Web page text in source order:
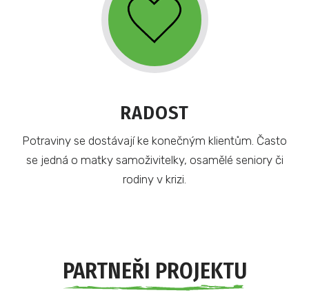
RADOST
Potraviny se dostávají ke konečným klientům. Často
se jedná o matky samoživitelky, osamělé seniory či
rodiny v krizi.
PARTNEŘI PROJEKTU